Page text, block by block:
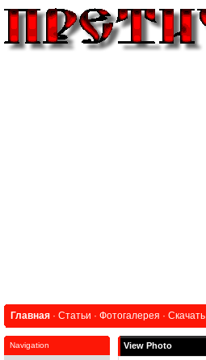
Главная · Статьи · Фотогалерея · Скачать
Navigation View Photo